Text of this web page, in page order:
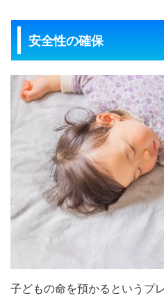
安全性の確保
子どもの命を預かるというプ